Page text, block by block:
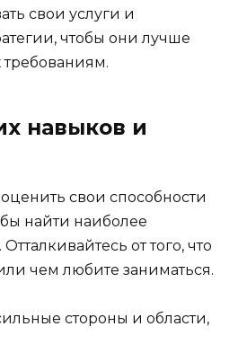
свои услуги и
чтобы они лучше
требованиям.
навыков и
свои способности
найти наиболее
от того, что
чем любите заниматься.
стороны и области,